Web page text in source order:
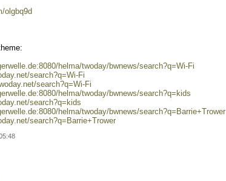
olgbq9d
helma/twoday/bwnews/search?q=Wi-Fi
search?q=Wi-Fi
search?q=Wi-Fi
helma/twoday/bwnews/search?q=kids
search?q=kids
helma/twoday/bwnews/search?q=Barrie+Trower
search?q=Barrie+Trower